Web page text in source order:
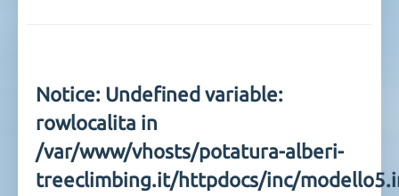
Notice: Undefined variable:
rowlocalita in
/var/www/vhosts/potatura-alberi-
treeclimbing.it/httpdocs/inc/